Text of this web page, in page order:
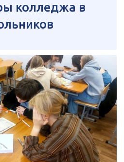
колледжа в